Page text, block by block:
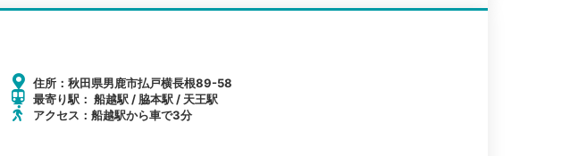
住所：秋田県男鹿市払戸横長根89-58
最寄り駅： 船越駅 / 脇本駅 / 天王駅
アクセス：船越駅から車で3分